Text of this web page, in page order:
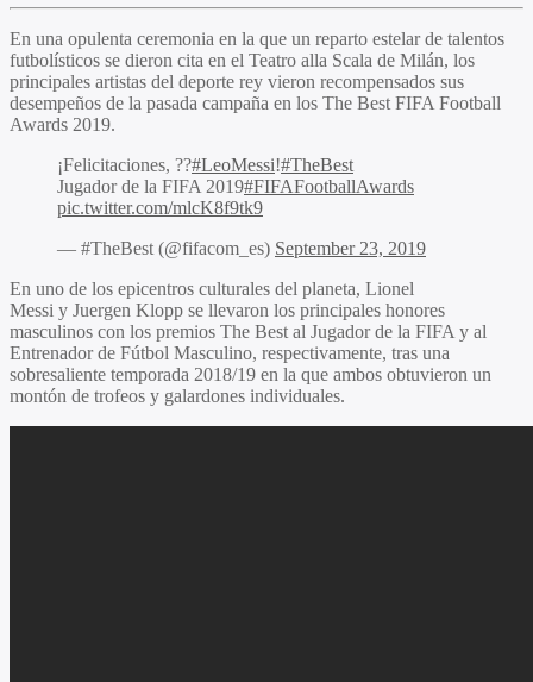
En una opulenta ceremonia en la que un reparto estelar de talentos
futbolísticos se dieron cita en el Teatro alla Scala de Milán, los
principales artistas del deporte rey vieron recompensados sus
desempeños de la pasada campaña en los The Best FIFA Football
Awards 2019.
¡Felicitaciones, ??#LeoMessi!#TheBest
Jugador de la FIFA 2019#FIFAFootballAwards
pic.twitter.com/mlcK8f9tk9
— #TheBest (@fifacom_es) September 23, 2019
En uno de los epicentros culturales del planeta, Lionel
Messi y Juergen Klopp se llevaron los principales honores
masculinos con los premios The Best al Jugador de la FIFA y al
Entrenador de Fútbol Masculino, respectivamente, tras una
sobresaliente temporada 2018/19 en la que ambos obtuvieron un
montón de trofeos y galardones individuales.